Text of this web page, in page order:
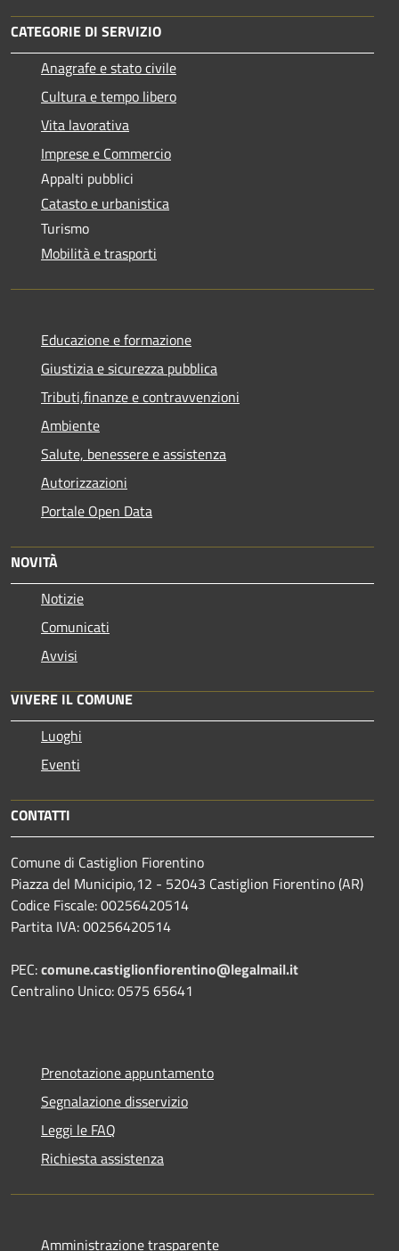
CATEGORIE DI SERVIZIO
Anagrafe e stato civile
Cultura e tempo libero
Vita lavorativa
Imprese e Commercio
Appalti pubblici
Catasto e urbanistica
Turismo
Mobilità e trasporti
Educazione e formazione
Giustizia e sicurezza pubblica
Tributi,finanze e contravvenzioni
Ambiente
Salute, benessere e assistenza
Autorizzazioni
Portale Open Data
NOVITÀ
Notizie
Comunicati
Avvisi
VIVERE IL COMUNE
Luoghi
Eventi
CONTATTI
Comune di Castiglion Fiorentino
Piazza del Municipio,12 - 52043 Castiglion Fiorentino (AR)
Codice Fiscale: 00256420514
Partita IVA: 00256420514
PEC:comune.castiglionfiorentino@legalmail.it
Centralino Unico: 0575 65641
Prenotazione appuntamento
Segnalazione disservizio
Leggi le FAQ
Richiesta assistenza
Amministrazione trasparente